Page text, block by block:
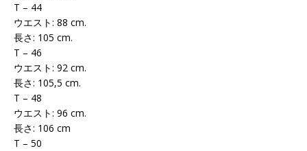
T – 44
ウエスト: 88 cm.
長さ: 105 cm.
T – 46
ウエスト: 92 cm.
長さ: 105,5 cm.
T – 48
ウエスト: 96 cm.
長さ: 106 cm
T – 50